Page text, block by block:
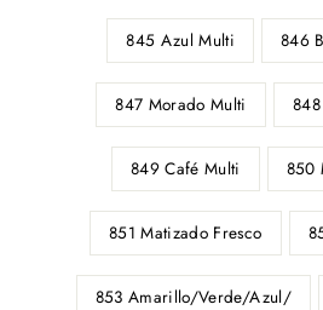
845 Azul Multi 846
847 Morado Multi
849 Café Multi 850
851 Matizado Fresco
853 Amarillo/Verde/Azul/